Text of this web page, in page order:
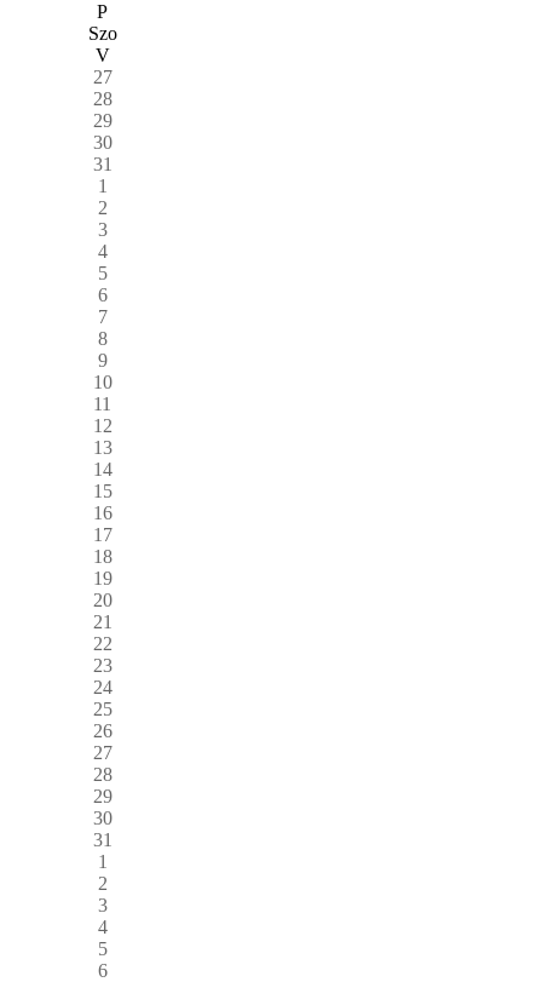
P
Szo
V
27
28
29
30
31
1
2
3
4
5
6
7
8
9
10
11
12
13
14
15
16
17
18
19
20
21
22
23
24
25
26
27
28
29
30
31
1
2
3
4
5
6